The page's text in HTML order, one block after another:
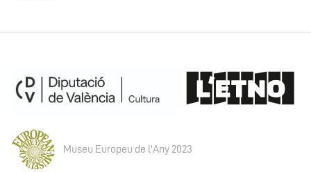
Museu Europeu de l'Any 2023